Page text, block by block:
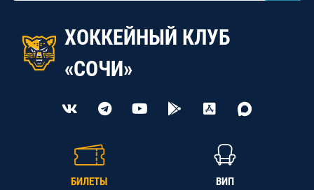
ХОККЕЙНЫЙ КЛУБ
«СОЧИ»
БИЛЕТЫ ВИП